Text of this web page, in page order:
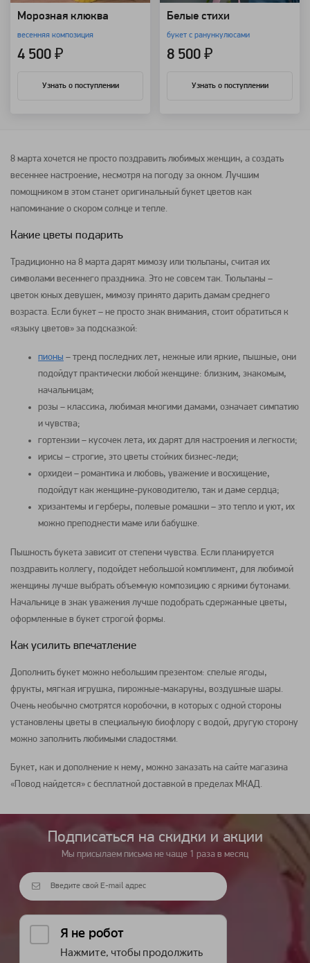
Морозная клюква
весенняя композиция
4 500 ₽
Узнать о поступлении
Белые стихи
букет с ранункулюсами
8 500 ₽
Узнать о поступлении
8 марта хочется не просто поздравить любимых женщин, а создать
весеннее настроение, несмотря на погоду за окном. Лучшим
помощником в этом станет оригинальный букет цветов как
напоминание о скором солнце и тепле.
Какие цветы подарить
Традиционно на 8 марта дарят мимозу или тюльпаны, считая их
символами весеннего праздника. Это не совсем так.
Тюльпаны –
цветок юных девушек, мимозу принято дарить дамам среднего
возраста. Если букет – не просто знак внимания, стоит обратиться к
«языку цветов» за подсказкой:
пионы – тренд последних лет, нежные или яркие, пышные, они
подойдут практически любой женщине: близким, знакомым,
начальницам;
розы – классика, любимая многими дамами, означает симпатию
и чувства;
гортензии – кусочек лета, их дарят для настроения и легкости;
ирисы – строгие, это цветы стойких бизнес-леди;
орхидеи – романтика и любовь, уважение и восхищение,
подойдут как женщине-руководителю, так и даме сердца;
хризантемы и герберы, полевые ромашки – это тепло и уют, их
можно преподнести маме или бабушке.
Пышность букета зависит от степени чувства. Если планируется
поздравить коллегу, подойдет небольшой комплимент, для любимой
женщины лучше выбрать объемную композицию с яркими бутонами.
Начальнице в знак уважения лучше подобрать сдержанные цветы,
оформленные в букет строгой формы.
Как усилить впечатление
Дополнить букет можно небольшим презентом: спелые ягоды,
фрукты, мягкая игрушка, пирожные-макаруны, воздушные шары.
Очень необычно смотрятся коробочки, в которых с одной стороны
установлены цветы в специальную биофлору с водой, другую сторону
можно заполнить любимыми сладостями.
Букет, как и дополнение к нему, можно заказать на сайте магазина
«Повод найдется» с бесплатной доставкой в пределах МКАД.
Подписаться на cкидки и акции
Мы присылаем письма не чаще 1 раза в месяц